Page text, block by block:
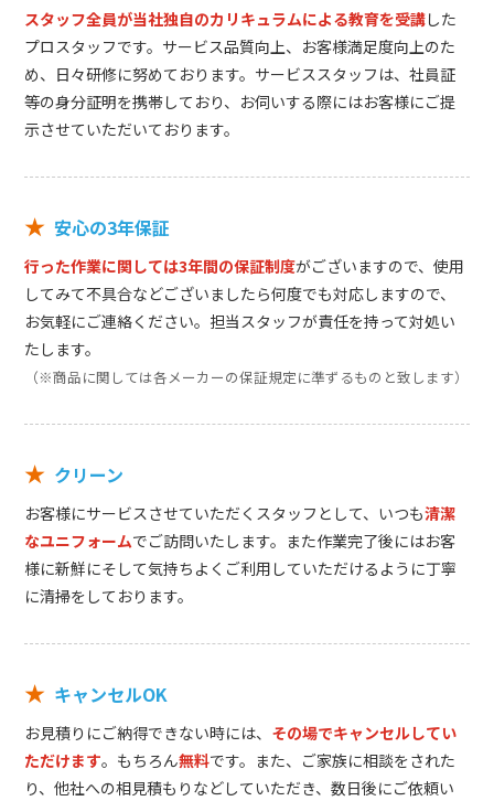
スタッフ全員が当社独自のカリキュラムによる教育を受講した
プロスタッフです。サービス品質向上、お客様満足度向上のた
め、日々研修に努めております。サービススタッフは、社員証
等の身分証明を携帯しており、お伺いする際にはお客様にご提
示させていただいております。
★ 安心の3年保証
行った作業に関しては3年間の保証制度がございますので、使用
してみて不具合などございましたら何度でも対応しますので、
お気軽にご連絡ください。担当スタッフが責任を持って対処い
たします。
（※商品に関しては各メーカーの保証規定に準ずるものと致します）
★ クリーン
お客様にサービスさせていただくスタッフとして、いつも清潔
なユニフォームでご訪問いたします。また作業完了後にはお客
様に新鮮にそして気持ちよくご利用していただけるように丁寧
に清掃をしております。
★ キャンセルOK
お見積りにご納得できない時には、 その場でキャンセルしてい
ただけます。もちろん無料です。また、ご家族に相談をされた
り、他社への相見積もりなどしていただき、数日後にご依頼い